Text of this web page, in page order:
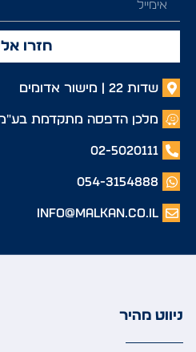
חזרו אלי
שדות 22 | מישור אדומים
מלכן הדפסה מתקדמת בע"מ
02-5020111
054-3154888
info@malkan.co.il
ניווט מהיר